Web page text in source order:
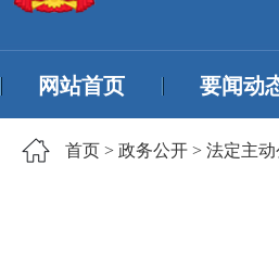
网站首页 要闻动
首页 > 政务公开 > 法定主